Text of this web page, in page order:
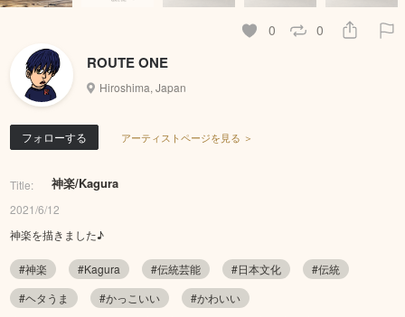
0 0
ROUTE ONE
Hiroshima, Japan
フォローする アーティストページを見る ＞
Title: 神楽/Kagura
2021/6/12
神楽を描きました♪
#神楽 #Kagura #伝統芸能 #日本文化
#伝統
#ヘタうま
#かっこいい
#かわいい